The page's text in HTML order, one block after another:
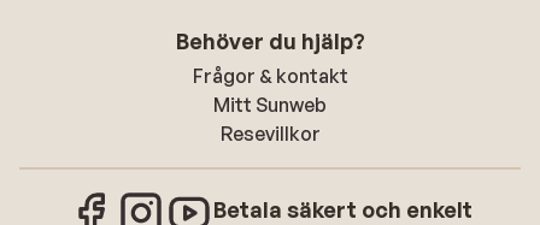
Behöver du hjälp?
Frågor & kontakt
Mitt Sunweb
Resevillkor
Betala säkert och enkelt